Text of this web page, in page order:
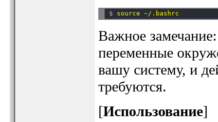
$
Важное
переменные
вашу систему, и
требуются.
[Использование]